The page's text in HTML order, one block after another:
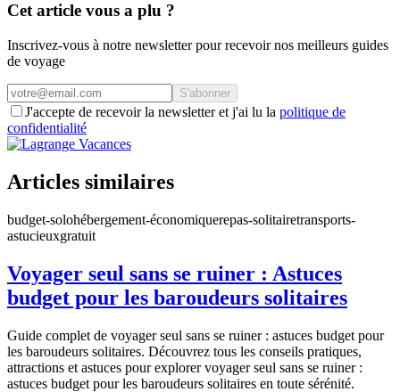
Cet article vous a plu ?
Inscrivez-vous à notre newsletter pour recevoir nos meilleurs guides
de voyage
S'abonner
J'accepte de recevoir la newsletter et j'ai lu la politique de
confidentialité
Articles similaires
budget-solohébergement-économiquerepas-solitairetransports-
astucieuxgratuit
Voyager seul sans se ruiner : Astuces
budget pour les baroudeurs solitaires
Guide complet de voyager seul sans se ruiner : astuces budget pour
les baroudeurs solitaires. Découvrez tous les conseils pratiques,
attractions et astuces pour explorer voyager seul sans se ruiner :
astuces budget pour les baroudeurs solitaires en toute sérénité.